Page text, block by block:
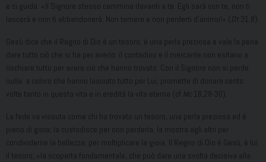
e ci guida: «Il Signore stesso cammina davanti a te. Egli sarà con te, non ti
lascerà e non ti abbandonerà. Non temere e non perderti d’animo!» ( Dt 31,8).
Gesù dice che il Regno di Dio è un tesoro, è una perla preziosa e vale la pena
dare tutto ciò che si ha per averlo: il contadino e il mercante non esitano a
rischiare tutto per avere ciò che hanno trovato. Con il Signore non si perde
nulla: a coloro che hanno lasciato tutto per Lui, promette di donare cento
volte tanto in questa vita e in eredità la vita eterna (cf Mc 18,28-30).
La fede va vissuta come chi ha trovato un tesoro, una perla preziosa ed è
pieno di gioia; la custodisce per non perderla, la mostra agli altri per
condividerne la bellezza, per moltiplicare la gioia. Il Regno di Dio è Gesù, è lui
il tesoro, «la scoperta fondamentale, che può dare una svolta decisiva alla